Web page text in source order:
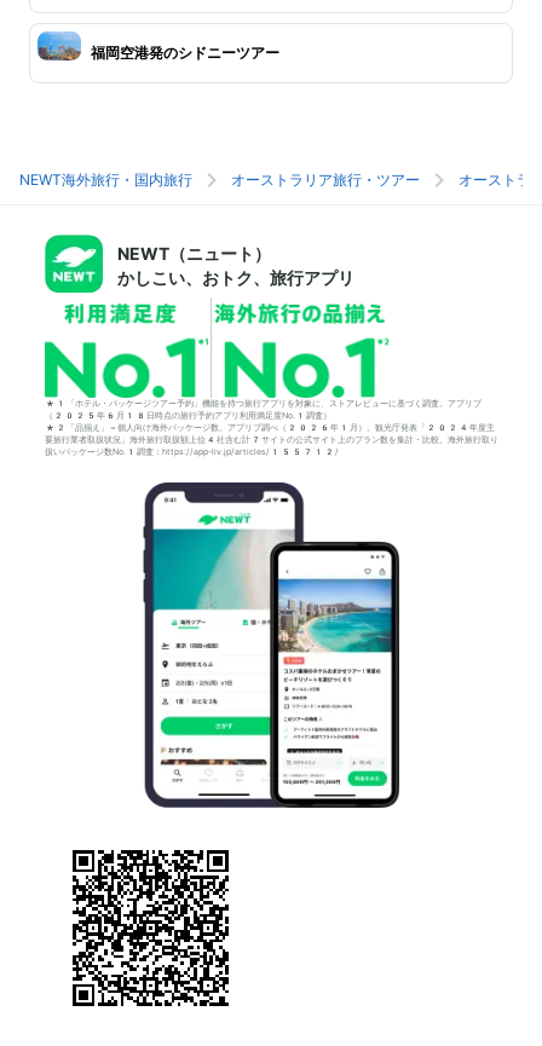
福岡空港発のシドニーツアー
NEWT海外旅行・国内旅行 オーストラリア旅行・ツアー オーストラ
NEWT（ニュート）
かしこい、おトク、旅行アプリ
*1「ホテル・パッケージツアー予約」機能を持つ旅行アプリを対象に、ストアレビューに基づく調査。アプリブ
（2025年6月18日時点の旅行予約アプリ利用満足度No.1調査）
*2「品揃え」＝個人向け海外パッケージ数。アプリブ調べ（2026年1月）。観光庁発表「2024年度主
要旅行業者取扱状況」海外旅行取扱額上位4社含む計7サイトの公式サイト上のプラン数を集計・比較。海外旅行取り
扱いパッケージ数No.1調査：https://app-liv.jp/articles/155712/